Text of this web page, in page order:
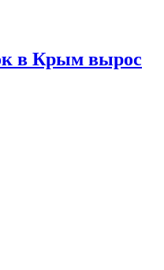
в Крым вырос